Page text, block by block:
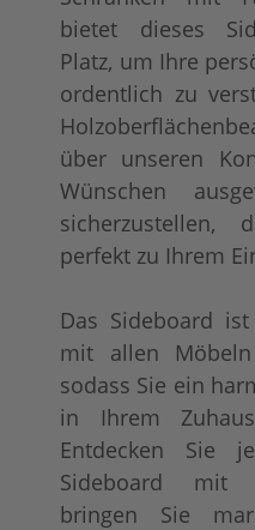
bietet dieses
Platz, um Ihre
ordentlich zu
über unseren
Wünschen
sicherzustellen,
perfekt zu Ihrem
Das Sideboard
mit allen
sodass Sie ein
in Ihrem
Entdecken Sie
Sideboard mit
bringen Sie